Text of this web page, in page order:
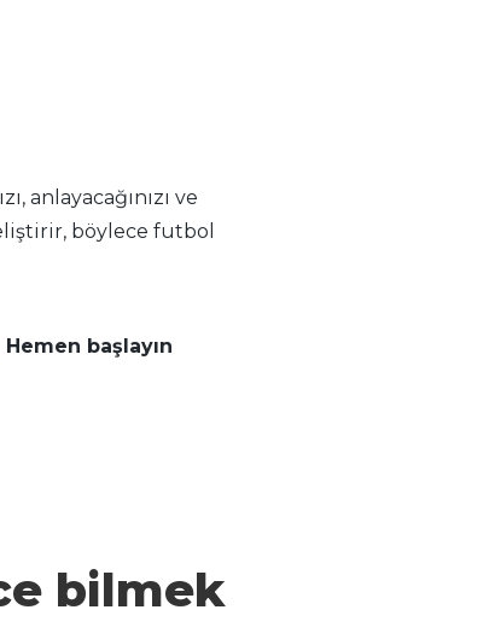
anlayacağınızı ve
böylece futbol
Hemen başlayın
bilmek